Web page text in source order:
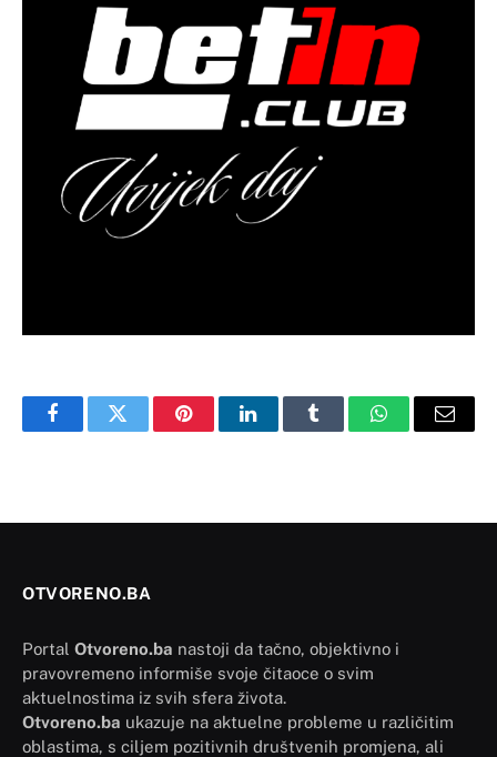
FacebookTwitter PinterestLinkedInTumblr WhatsAppEmail
OTVORENO.BA
Portal Otvoreno.ba nastoji da tačno, objektivno i
pravovremeno informiše svoje čitaoce o svim
aktuelnostima iz svih sfera života.
Otvoreno.ba ukazuje na aktuelne probleme u različitim
oblastima, s ciljem pozitivnih društvenih promjena, ali